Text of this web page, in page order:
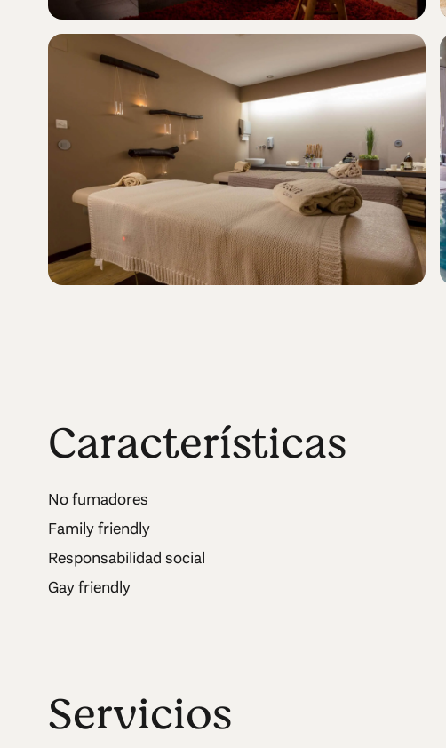
Características
No fumadores
Family friendly
Responsabilidad social
Gay friendly
Servicios